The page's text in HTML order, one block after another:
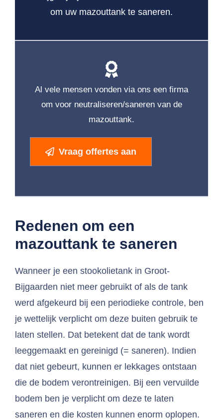
om uw mazouttank te saneren.
Al vele mensen vonden via ons een firma
om voor neutraliseren/saneren van de
mazouttank.
Vraag offertes aan
Redenen om een
mazouttank te saneren
Wanneer je een stookolietank in Groot-
Bijgaarden niet meer gebruikt of als de tank
werd afgekeurd bij een periodieke controle, ben
je wettelijk verplicht om deze buiten gebruik te
laten stellen. Dat betekent dat de tank wordt
leeggemaakt en gereinigd (= saneren). Indien
dat niet gebeurt, kunnen er lekkages ontstaan
die de bodem verontreinigen. Bij een vervuilde
bodem ben je verplicht om deze te laten
saneren en die kosten kunnen enorm oplopen.